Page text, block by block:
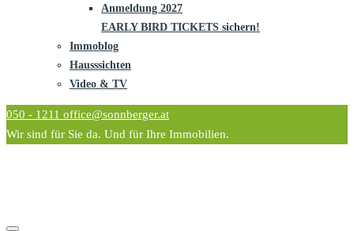
Anmeldung 2027
EARLY BIRD TICKETS sichern!
Immoblog
Hausssichten
Video & TV
050 - 1211 office@sonnberger.at
Wir sind für Sie da. Und für Ihre Immobilien.